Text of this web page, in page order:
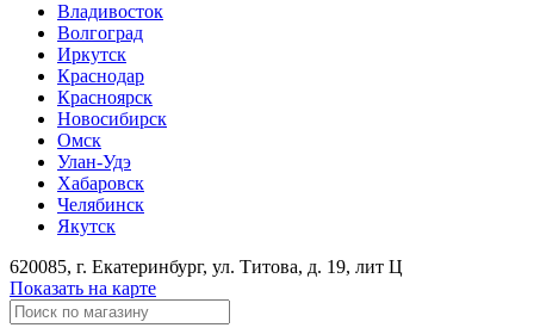
Владивосток
Волгоград
Иркутск
Краснодар
Красноярск
Новосибирск
Омск
Улан-Удэ
Хабаровск
Челябинск
Якутск
620085, г. Екатеринбург, ул. ​Титова, д. 19, лит Ц
Показать на карте